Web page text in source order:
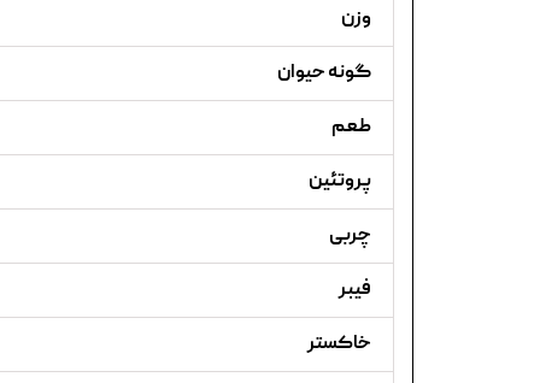
وزن
گونه حیوان
طعم
پروتئین
چربی
فیبر
خاکستر